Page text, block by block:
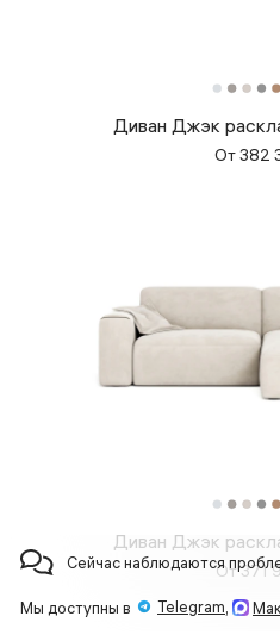
Диван Джэк
От382
Диван Джэк
От 371
Сейчас наблюдаются
Мы доступны в Telegram,